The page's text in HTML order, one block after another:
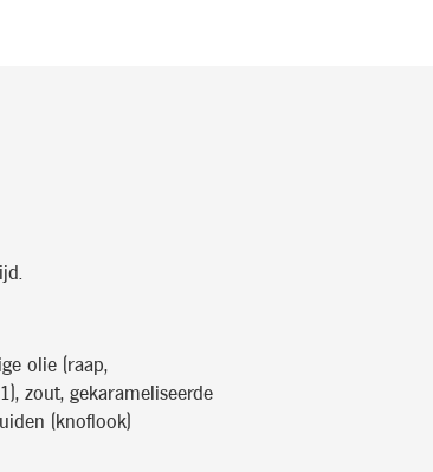
olie (raap,
zout, gekarameliseerde
(knoflook)